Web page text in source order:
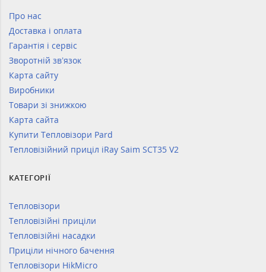
Про нас
Доставка і оплата
Гарантія і сервіс
Зворотній зв’язок
Карта сайту
Виробники
Товари зі знижкою
Карта сайта
Купити Тепловізори Pard
Тепловізійний приціл iRay Saim SCT35 V2
КАТЕГОРІЇ
Тепловізори
Тепловізійні приціли
Тепловізійні насадки
Приціли нічного бачення
Тепловізори HikMicro